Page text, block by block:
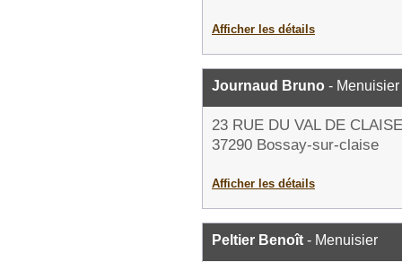
Afficher les détails
Journaud Bruno - Menuisier
23 RUE DU VAL DE CLAISE
37290 Bossay-sur-claise
Afficher les détails
Peltier Benoît - Menuisier